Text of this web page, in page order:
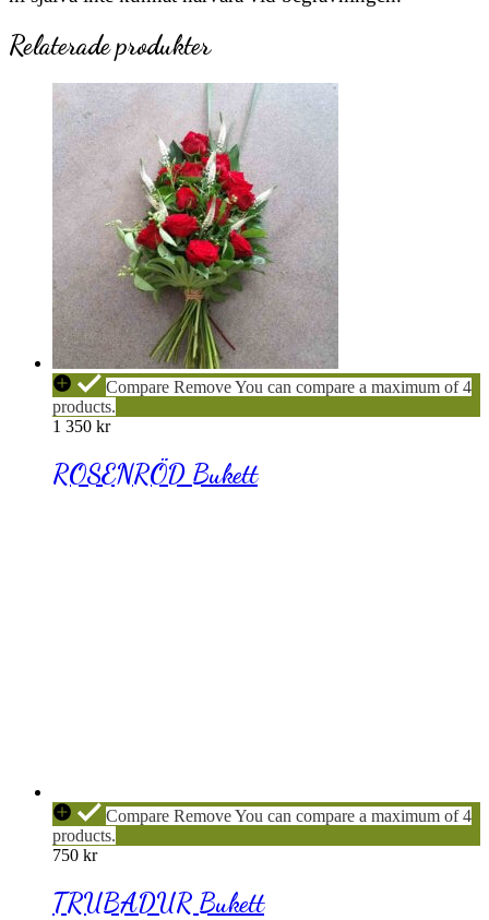
Relaterade produkter
ROSENRÖD
Bukett
CompareRemoveYou can compare a maximum of 4
products.
1 350 kr
ROSENRÖD Bukett
TRUBADUR
Bukett
CompareRemoveYou can compare a maximum of 4
products.
750 kr
TRUBADUR Bukett